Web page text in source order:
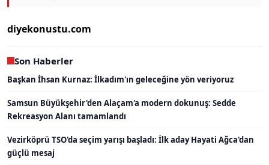
diyekonustu.com
Son Haberler
Başkan İhsan Kurnaz: İlkadım'ın geleceğine yön veriyoruz
Samsun Büyükşehir'den Alaçam'a modern dokunuş: Sedde
Rekreasyon Alanı tamamlandı
Vezirköprü TSO'da seçim yarışı başladı: İlk aday Hayati Ağca'dan
güçlü mesaj